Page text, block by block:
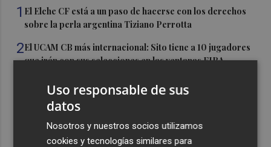
1 El Elche CF está a un paso de hacerse con los derechos
sobre la perla argentina Tiziano Perrotta
2El UCAM CB más internacional: Sito tiene a 10 jugadores
que irán con sus selecciones en las ventanas FIBA
La Región de Murcia es la cuarta provincia que más
exporta a África: Marruecos, el primer destino
La Región de Murcia celebra la Semana de la Juventud
con cinco días de actividades
Uso responsable de sus
datos
Nosotros y nuestros socios utilizamos
cookies y tecnologías similares para